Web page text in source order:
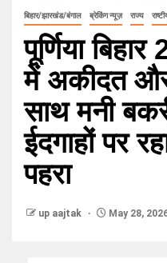
बिहार/झारखंड/बंगाल ब्रेकिंग न्यूज़ राज्य
पूर्णिया
में अकीदत
साथ मनी
ईदगाहों पर
पहरा
up aajtak May 28,